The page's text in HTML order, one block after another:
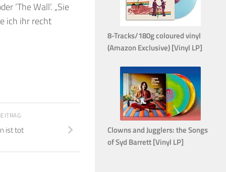
’The Wall’. „Sie
ich ihr recht
ist tot
8-Tracks/180g coloured vinyl
(Amazon Exclusive) [Vinyl LP]
Clowns and Jugglers: the Songs
of Syd Barrett [Vinyl LP]